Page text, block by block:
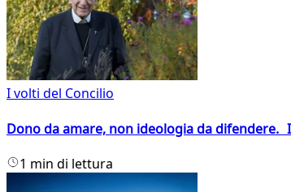
I volti del Concilio
Dono da amare, non ideologia da difendere.
1 min di lettura